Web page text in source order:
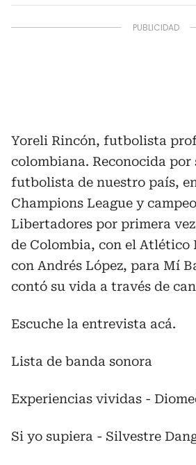
Yoreli Rincón, futbolista
colombiana. Reconocida por
futbolista de nuestro país,
Champions League y
Libertadores por primera
de Colombia, con el Atlético
con Andrés López, para Mí
contó su vida a través de
Escuche la entrevista acá.
Lista de banda sonora
Experiencias vividas -
Si yo supiera - Silvestre